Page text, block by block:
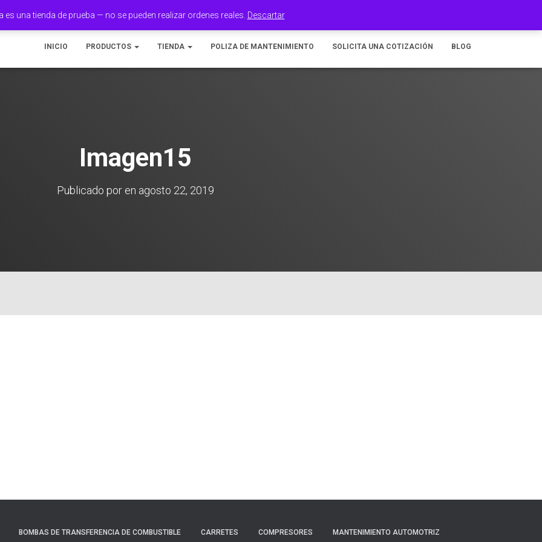
es una tienda de prueba — no se pueden realizar ordenes reales. Descartar
INICIO PRODUCTOS TIENDA POLIZA DE MANTENIMIENTO SOLICITA UNA COTIZACIÓN BLOG
Imagen15
Publicado por en agosto 22, 2019
BOMBAS DE TRANSFERENCIA DE COMBUSTIBLE CARRETES COMPRESORES MANTENIMIENTO AUTOMOTRIZ